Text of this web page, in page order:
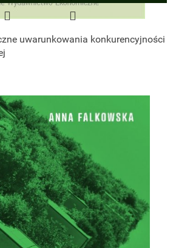
uwarunkowania konkurencyjności